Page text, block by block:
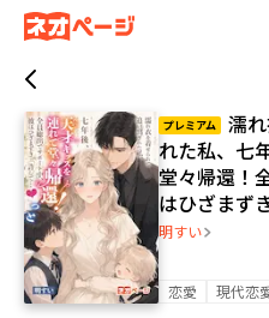
プレミアム
濡
れた私、七
堂々帰還！
はひざまず
明すい
恋愛 現代恋